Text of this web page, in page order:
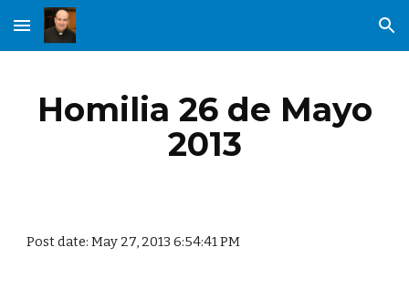
Skip to main content Skip to navigation
Homilia 26 de Mayo
2013
Post date: May 27, 2013 6:54:41 PM